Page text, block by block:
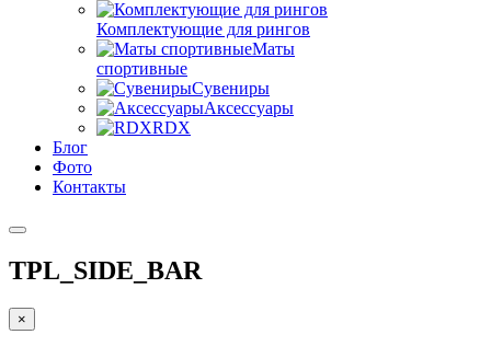
Комплектующие для рингов
Маты
спортивные
Сувениры
Аксессуары
RDX
Блог
Фото
Контакты
TPL_SIDE_BAR
×